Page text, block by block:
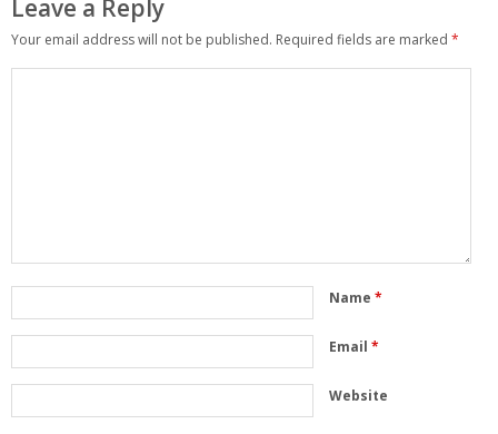
Leave a Reply
Your email address will not be published. Required fields are marked *
Name *
Email *
Website